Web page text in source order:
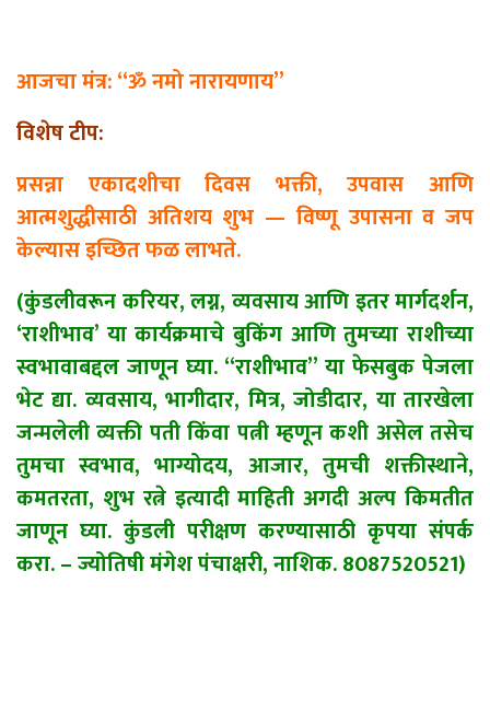
आजचा मंत्र: “ॐ नमो नारायणाय”
विशेष टीप:
प्रसन्ना एकादशीचा दिवस भक्ती, उपवास आणि
आत्मशुद्धीसाठी अतिशय शुभ — विष्णू उपासना व जप
केल्यास इच्छित फळ लाभते.
(कुंडलीवरून करियर, लग्न, व्यवसाय आणि इतर मार्गदर्शन,
‘राशीभाव’ या कार्यक्रमाचे बुकिंग आणि तुमच्या राशीच्या
स्वभावाबद्दल जाणून घ्या. “राशीभाव” या फेसबुक पेजला
भेट द्या. व्यवसाय, भागीदार, मित्र, जोडीदार, या तारखेला
जन्मलेली व्यक्ती पती किंवा पत्नी म्हणून कशी असेल तसेच
तुमचा स्वभाव, भाग्योदय, आजार, तुमची शक्तीस्थाने,
कमतरता, शुभ रत्ने इत्यादी माहिती अगदी अल्प किमतीत
जाणून घ्या. कुंडली परीक्षण करण्यासाठी कृपया संपर्क
करा. – ज्योतिषी मंगेश पंचाक्षरी, नाशिक. 8087520521)